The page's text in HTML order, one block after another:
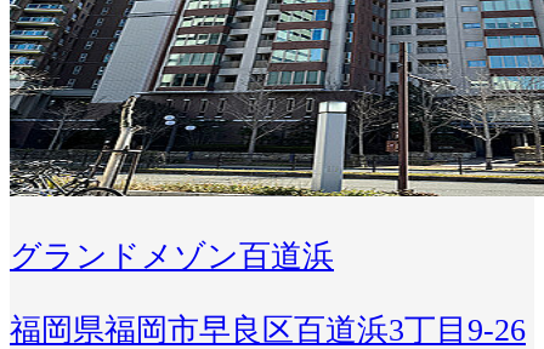
グランドメゾン百道浜
福岡県福岡市早良区百道浜3丁目9-26